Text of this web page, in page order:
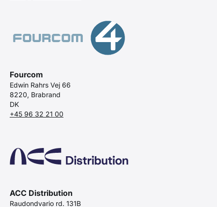
Fourcom
Edwin Rahrs Vej 66
8220, Brabrand
DK
+45 96 32 21 00
ACC Distribution
Raudondvario rd. 131B